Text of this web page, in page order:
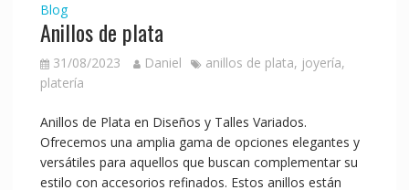
Blog
Anillos de plata
31/08/2023 Daniel anillos de plata, joyería,
platería
Anillos de Plata en Diseños y Talles Variados.
Ofrecemos una amplia gama de opciones elegantes y
versátiles para aquellos que buscan complementar su
estilo con accesorios refinados. Estos anillos están